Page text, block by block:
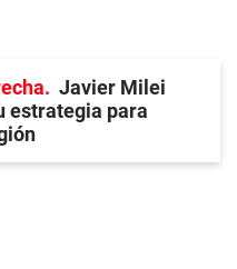
Javier Milei
estrategia para